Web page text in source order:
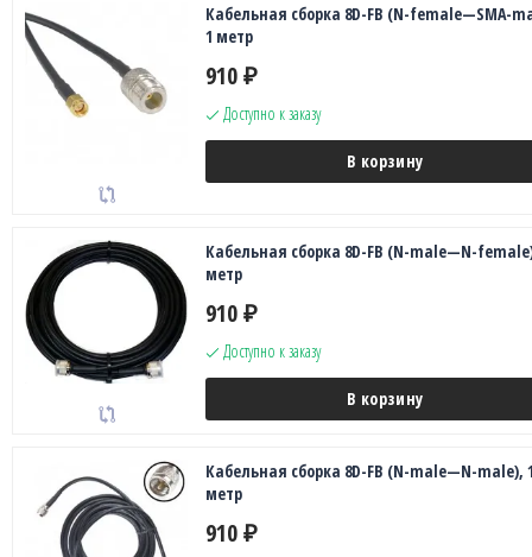
Кабельная сборка 8D-FB (N-female—SMA-
1 метр
910 ₽
Доступно к заказу
В корзину
Кабельная сборка 8D-FB (N-male—N-
метр
910 ₽
Доступно к заказу
В корзину
Кабельная сборка 8D-FB (N-male—N-male),
метр
910 ₽